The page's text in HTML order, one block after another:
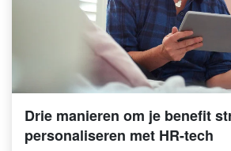
Drie manieren om je benefit
personaliseren met HR-tech